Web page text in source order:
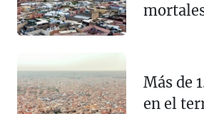
Más de
en el